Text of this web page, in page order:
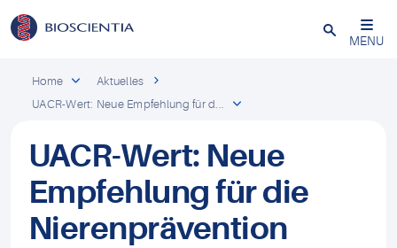
Schließen
MENU
Home
Aktuelles
UACR-Wert: Neue Empfehlung für d...
UACR-Wert: Neue
Empfehlung für die
Nierenprävention